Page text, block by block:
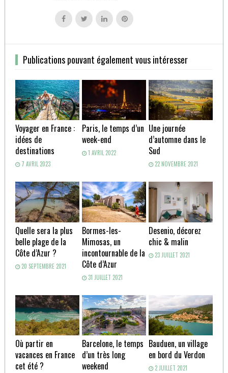
Follow
us
Follow
us
Follow
us
Follow
us
Publications pouvant également vous intéresser
Voyager en France :
idées de
destinations
7 AVRIL 2023
Paris, le temps d’un
week-end
1 AVRIL 2022
Une journée
d’automne dans le
Sud
22 NOVEMBRE 2021
Quelle sera la plus
belle plage de la
Côte d’Azur ?
20 SEPTEMBRE 2021
Bormes-les-
Mimosas, un
incontournable de la
Côte d’Azur
31 JUILLET 2021
Desenio, décorez
chic & malin
23 JUILLET 2021
Où partir en
vacances en France
cet été ?
Barcelone, le temps
d’un très long
weekend
Bauduen, un village
en bord du Verdon
2 JUILLET 2021